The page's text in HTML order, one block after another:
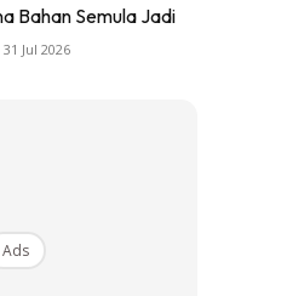
Bahan Semula Jadi
31 Jul 2026
Ads